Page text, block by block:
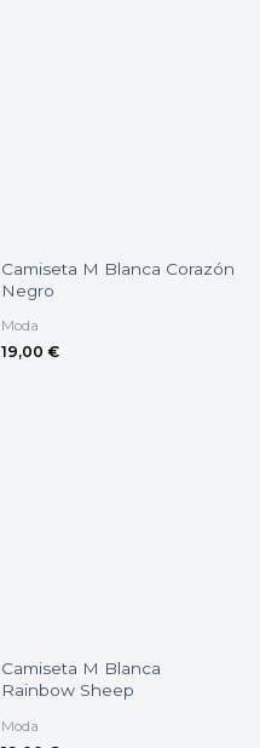
Camiseta M Blanca Corazón
Negro
Moda
19,00 €
Camiseta M Blanca
Rainbow Sheep
Moda